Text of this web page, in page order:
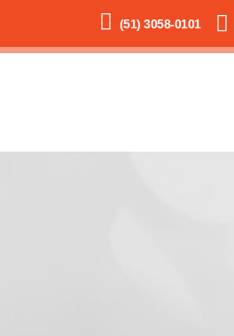
(51) 3058-0101